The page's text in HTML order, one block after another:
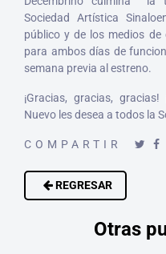
Sociedad Artística
público y de los medios
para ambos días de
semana previa al estreno.
¡Gracias, gracias,
Nuevo les desea a todos la
COMPARTIR
REGRESAR
Otras